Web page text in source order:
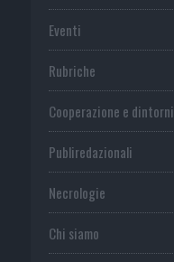
Eventi
Rubriche
Cooperazione e dintorni
Publiredazionali
Necrologie
Chi siamo